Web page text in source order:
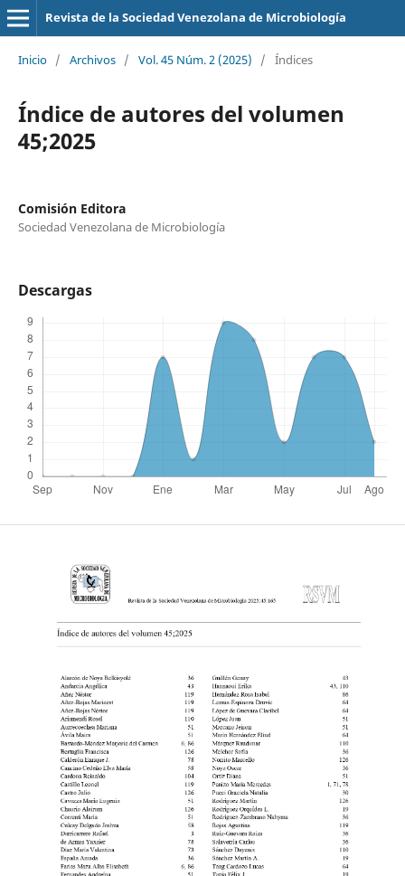
Revista de la Sociedad Venezolana de Microbiología
Inicio / Archivos / Vol. 45 Núm. 2 (2025) / Índices
Índice de autores del volumen
45;2025
Comisión Editora
Sociedad Venezolana de Microbiología
Descargas